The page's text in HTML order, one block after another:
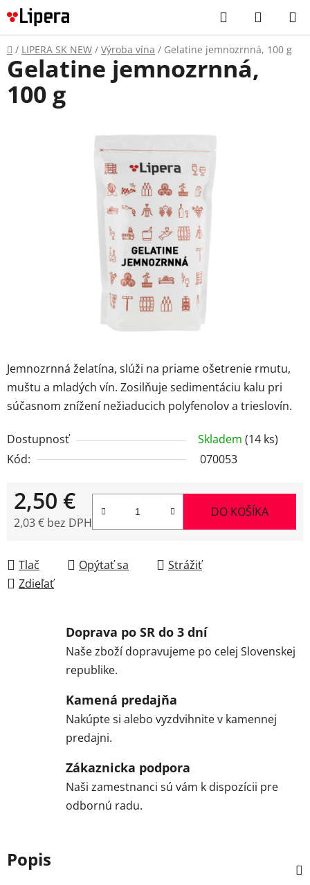
Prejsť
na
obsah
Hľadať
KOŠÍK
Domov
/ LIPERA SK NEW / Výroba vína / Gelatine jemnozrnná, 100 g
Jemnozrnná želatína, slúži na priame ošetrenie rmutu,
muštu a mladých vín. Zosilňuje sedimentáciu kalu pri
súčasnom znížení nežiaducich polyfenolov a trieslovín.
Dostupnosť Skladem (14 ks)
Kód:
070053
2,50 €
2,03 € bez DPH
DO KOŠÍKA
Tlač Opýtať sa
Strážiť
Zdieľať
Gelatine jemnozrnná,
100 g
Doprava po SR do 3 dní
Naše zboží dopravujeme po celej Slovenskej
republike.
Kamená predajňa
Nakúpte si alebo vyzdvihnite v kamennej
predajni.
Zákaznicka podpora
Naši zamestnanci sú vám k dispozícii pre
odbornú radu.
Popis